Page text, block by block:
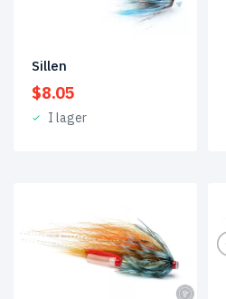
Sillen
$8.05
I lager